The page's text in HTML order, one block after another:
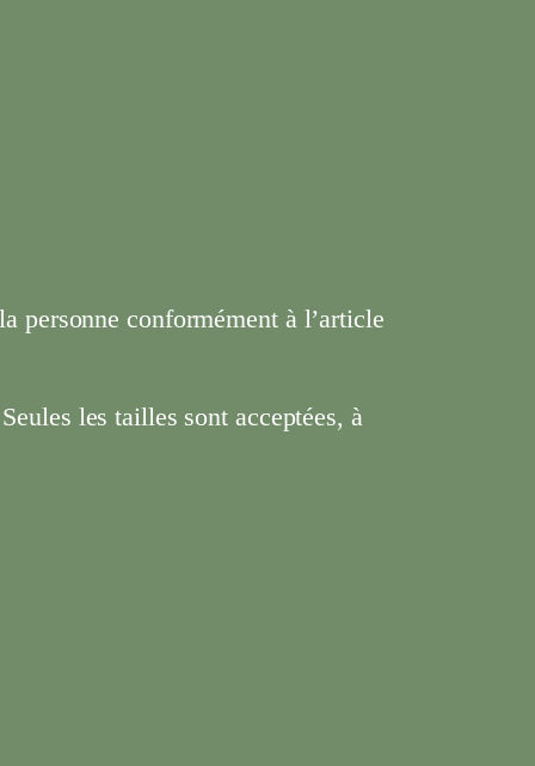
personne conformément à l’article
les tailles sont acceptées, à